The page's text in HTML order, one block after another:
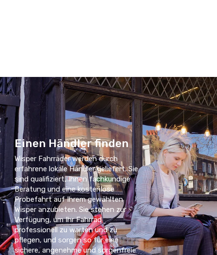
Einen Händler finden
Wisper Fahrräder werden durch
erfahrene lokale Händler geliefert. Sie
sind qualifiziert, Ihnen fachkundige
Beratung und eine kostenlose
Probefahrt auf Ihrem gewählten
Wisper anzubieten. Sie stehen zur
Verfügung, um Ihr Fahrrad
professionell zu warten und zu
pflegen, und sorgen so für eine
sichere, angenehme und sorgenfreie